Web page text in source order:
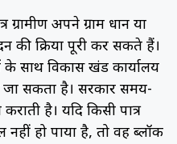
अपने ग्राम प्रधान या
प्रक्रिया पूरी कर सकते हैं।
साथ विकास खंड कार्यालय
सकता है। सरकार समय-
है। यदि किसी पात्र
नहीं हो पाया है, तो वह ब्लॉक